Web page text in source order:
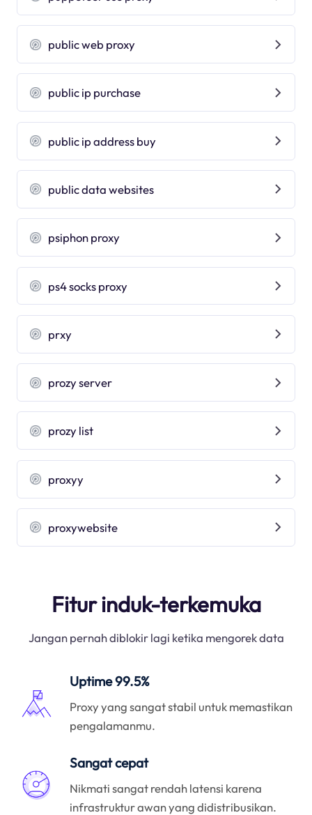
public web proxy
public ip purchase
public ip address buy
public data websites
psiphon proxy
ps4 socks proxy
prxy
prozy server
prozy list
proxyy
proxywebsite
Fitur induk-terkemuka
Jangan pernah diblokir lagi ketika mengorek data
Uptime 99.5%
Proxy yang sangat stabil untuk memastikan
pengalamanmu.
Sangat cepat
Nikmati sangat rendah latensi karena
infrastruktur awan yang didistribusikan.